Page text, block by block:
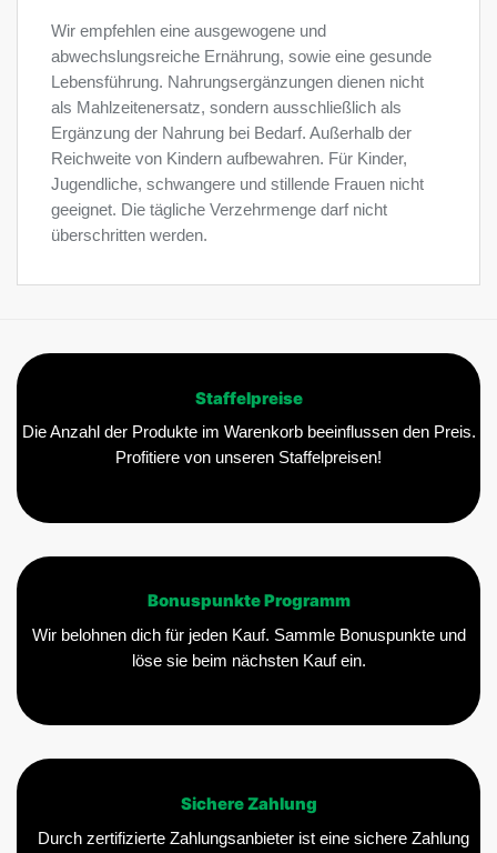
Wir empfehlen eine ausgewogene und
abwechslungsreiche Ernährung, sowie eine gesunde
Lebensführung. Nahrungsergänzungen dienen nicht
als Mahlzeitenersatz, sondern ausschließlich als
Ergänzung der Nahrung bei Bedarf. Außerhalb der
Reichweite von Kindern aufbewahren. Für Kinder,
Jugendliche, schwangere und stillende Frauen nicht
geeignet. Die tägliche Verzehrmenge darf nicht
überschritten werden.
Staffelpreise
Die Anzahl der Produkte im Warenkorb beeinflussen den Preis.
Profitiere von unseren Staffelpreisen!
Bonuspunkte Programm
Wir belohnen dich für jeden Kauf. Sammle Bonuspunkte und
löse sie beim nächsten Kauf ein.
Sichere Zahlung
Durch zertifizierte Zahlungsanbieter ist eine sichere Zahlung